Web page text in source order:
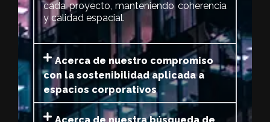
adaptar cada propuesta al uso, al
contexto y a la identidad corporativa de
cada proyecto, manteniendo coherencia
y calidad espacial.
Acerca de nuestro compromiso
con la sostenibilidad aplicada a
espacios corporativos